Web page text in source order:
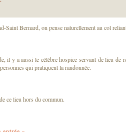
Saint Bernard, on pense naturellement au col
il y a aussi le célèbre hospice servant de lieu de
qui pratiquent la randonnée.
ce lieu hors du commun.